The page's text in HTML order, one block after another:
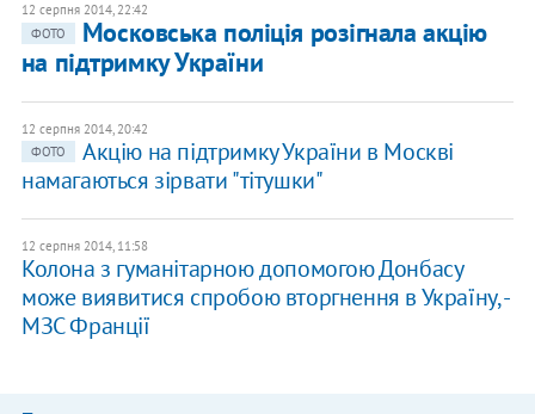
12 серпня 2014, 22:42
ФОТО
Московська поліція розігнала акцію
на підтримку України
12 серпня 2014, 20:42
ФОТО
Акцію на підтримку України в Москві
намагаються зірвати "тітушки"
12 серпня 2014, 11:58
Колона з гуманітарною допомогою Донбасу
може виявитися спробою вторгнення в Україну, -
МЗС Франції